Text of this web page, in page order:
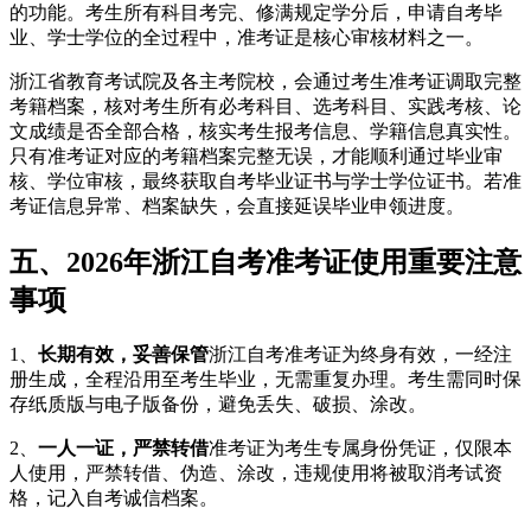
的功能。考生所有科目考完、修满规定学分后，申请自考毕
业、学士学位的全过程中，准考证是核心审核材料之一。
浙江省教育考试院及各主考院校，会通过考生准考证调取完整
考籍档案，核对考生所有必考科目、选考科目、实践考核、论
文成绩是否全部合格，核实考生报考信息、学籍信息真实性。
只有准考证对应的考籍档案完整无误，才能顺利通过毕业审
核、学位审核，最终获取自考毕业证书与学士学位证书。若准
考证信息异常、档案缺失，会直接延误毕业申领进度。
五、2026年浙江自考准考证使用重要注意
事项
1、 长期有效，妥善保管浙江自考准考证为终身有效，一经注
册生成，全程沿用至考生毕业，无需重复办理。考生需同时保
存纸质版与电子版备份，避免丢失、破损、涂改。
2、 一人一证，严禁转借准考证为考生专属身份凭证，仅限本
人使用，严禁转借、伪造、涂改，违规使用将被取消考试资
格，记入自考诚信档案。